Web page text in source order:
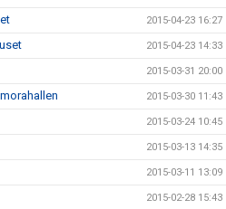
2015-04-23 16:27
2015-04-23 14:33
2015-03-31 20:00
2015-03-30 11:43
2015-03-24 10:45
2015-03-13 14:35
2015-03-11 13:09
2015-02-28 15:43